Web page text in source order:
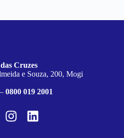
Cruzes
e Souza, 200, Mogi
0800 019 2001